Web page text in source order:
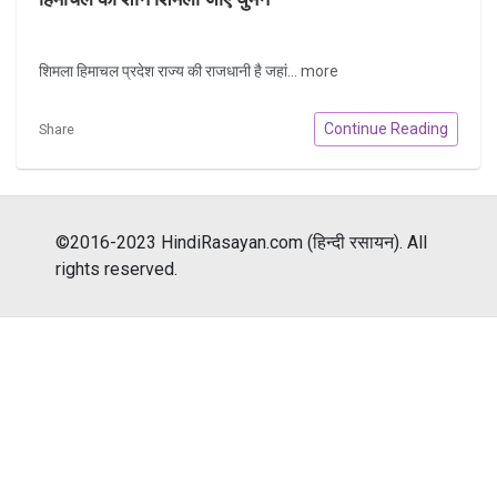
शिमला हिमाचल प्रदेश राज्य की राजधानी है जहां... more
Share Continue Reading
©2016-2023 HindiRasayan.com (हिन्दी रसायन). All
rights reserved.